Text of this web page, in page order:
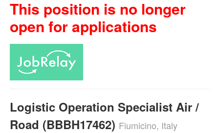
This position is no longer
open for applications
Logistic Operation Specialist Air /
Road (BBBH17462) Fiumicino, Italy